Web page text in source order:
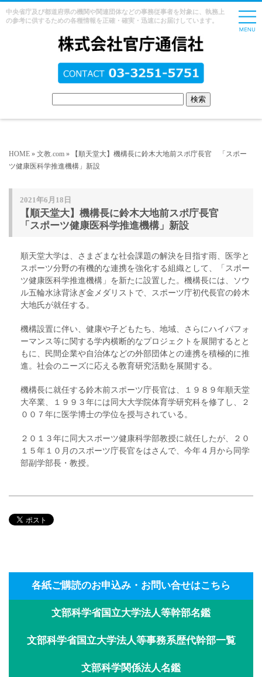
中央省庁及び都道府県の機関や関連団体などの事務従事者を対象に、執務上
の参考に供するための各種情報を正確・確実・迅速にお届けしています。
HOME » 文教.com » 【順天堂大】機構長に鈴木大地前スポ庁長官 「スポー
ツ健康医科学推進機構」新設
2021年6月18日
【順天堂大】機構長に鈴木大地前スポ庁長官
「スポーツ健康医科学推進機構」新設
順天堂大学は、さまざまな社会課題の解決を目指す雨、医学と
スポーツ分野の有機的な連携を強化する組織として、「スポー
ツ健康医科学推進機構」を新たに設置した。機構長には、ソウ
ル五輪水泳背泳ぎ金メダリストで、スポーツ庁初代長官の鈴木
大地氏が就任する。
機構設置に伴い、健康や子どもたち、地域、さらにハイパフォ
ーマンス等に関する学内横断的なプロジェクトを展開するとと
もに、民間企業や自治体などの外部団体との連携を積極的に推
進。社会のニーズに応える教育研究活動を展開する。
機構長に就任する鈴木前スポーツ庁長官は、１９８９年順天堂
大卒業、１９９３年には同大大学院体育学研究科を修了し、２
００７年に医学博士の学位を授与されている。
２０１３年に同大スポーツ健康科学部教授に就任したが、２０
１５年１０月のスポーツ庁長官をはさんで、今年４月から同学
部副学部長・教授。
各紙ご購読のお申込み・お問い合せはこちら
文部科学省国立大学法人等幹部名鑑
文部科学省国立大学法人等事務系歴代幹部一覧
文部科学関係法人名鑑